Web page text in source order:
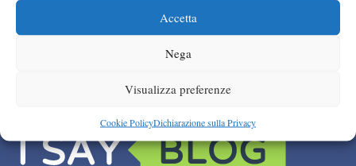
Accetta
Nega
Visualizza preferenze
Cookie PolicyDichiarazione sulla Privacy